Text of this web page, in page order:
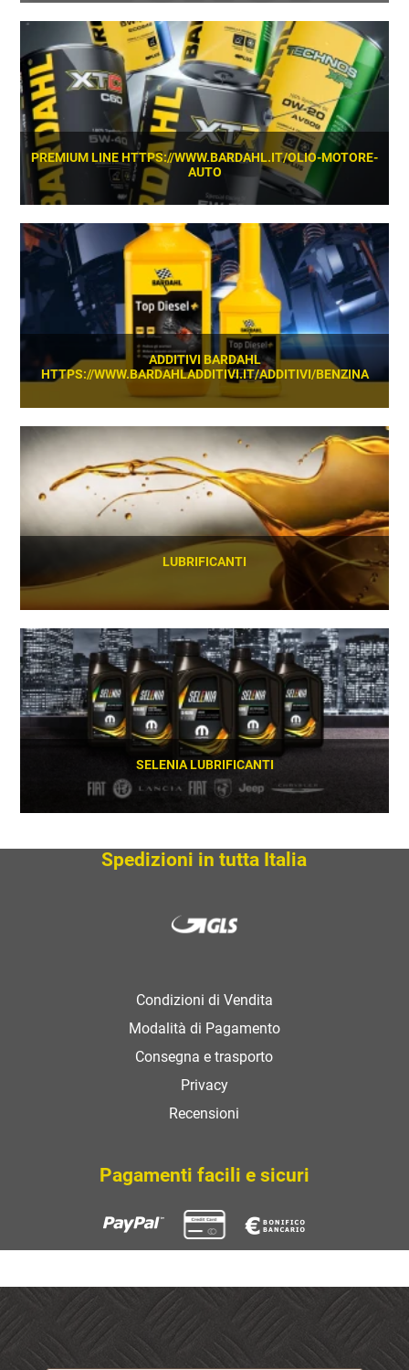
SCOPRI
PREMIUM LINE HTTPS://WWW.BARDAHL.IT/OLIO-MOTORE-
AUTO
SCOPRI
ADDITIVI BARDAHL
HTTPS://WWW.BARDAHLADDITIVI.IT/ADDITIVI/BENZINA
SCOPRI
LUBRIFICANTI
SCOPRI
SELENIA LUBRIFICANTI
Spedizioni in tutta Italia
Condizioni di Vendita
Modalità di Pagamento
Consegna e trasporto
Privacy
Recensioni
Pagamenti facili e sicuri